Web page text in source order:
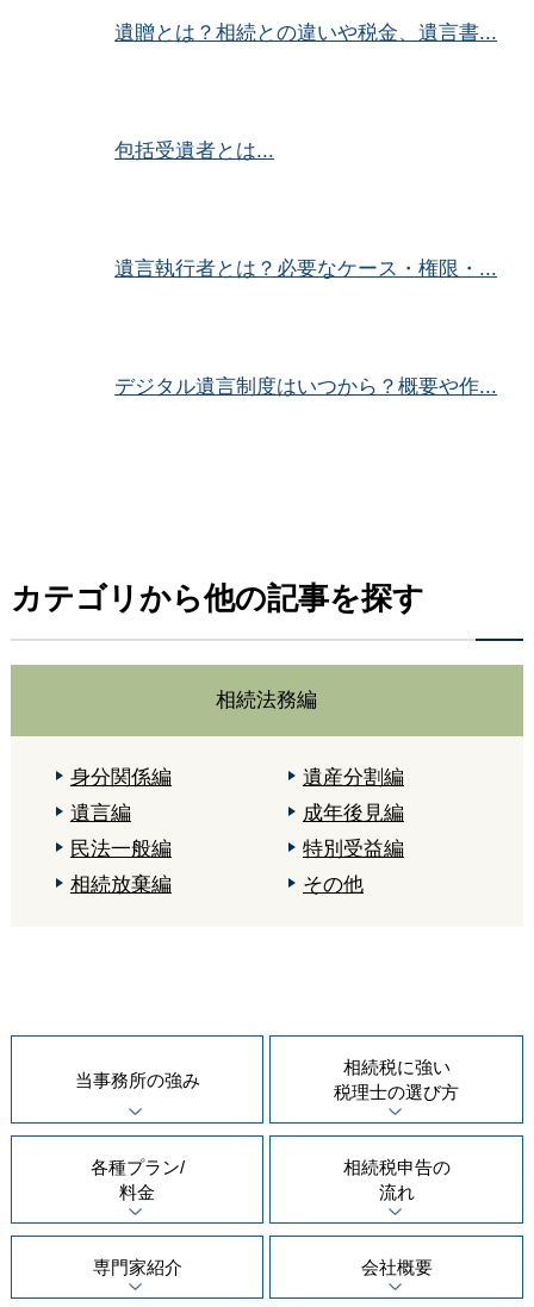
遺贈とは？相続との違いや税金、遺言書...
包括受遺者とは...
遺言執行者とは？必要なケース・権限・...
デジタル遺言制度はいつから？概要や作...
カテゴリから他の記事を探す
相続法務編
身分関係編
遺産分割編
遺言編
成年後見編
民法一般編
特別受益編
相続放棄編
その他
当事務所の強み
相続税に強い
税理士の選び方
各種プラン/
料金
相続税申告の
流れ
専門家紹介 会社概要